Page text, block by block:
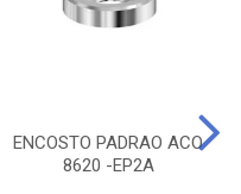
ENCOSTO PADRAO ACO
8620 -EP2A